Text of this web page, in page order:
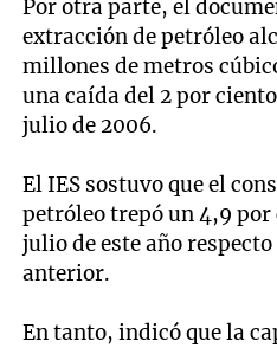
Por otra parte, el
extracción de petróleo
millones de metros
una caída del 2 por
julio de 2006.
El IES sostuvo que el
petróleo trepó un 4,9 por
julio de este año
anterior.
En tanto, indicó que la